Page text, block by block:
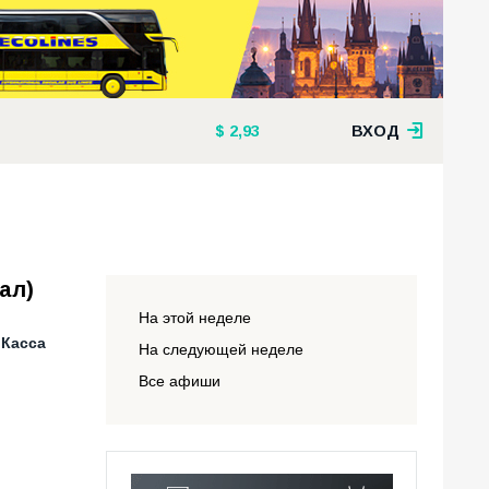
2,93 ВХОД
На этой неделе
На следующей неделе
Все афиши